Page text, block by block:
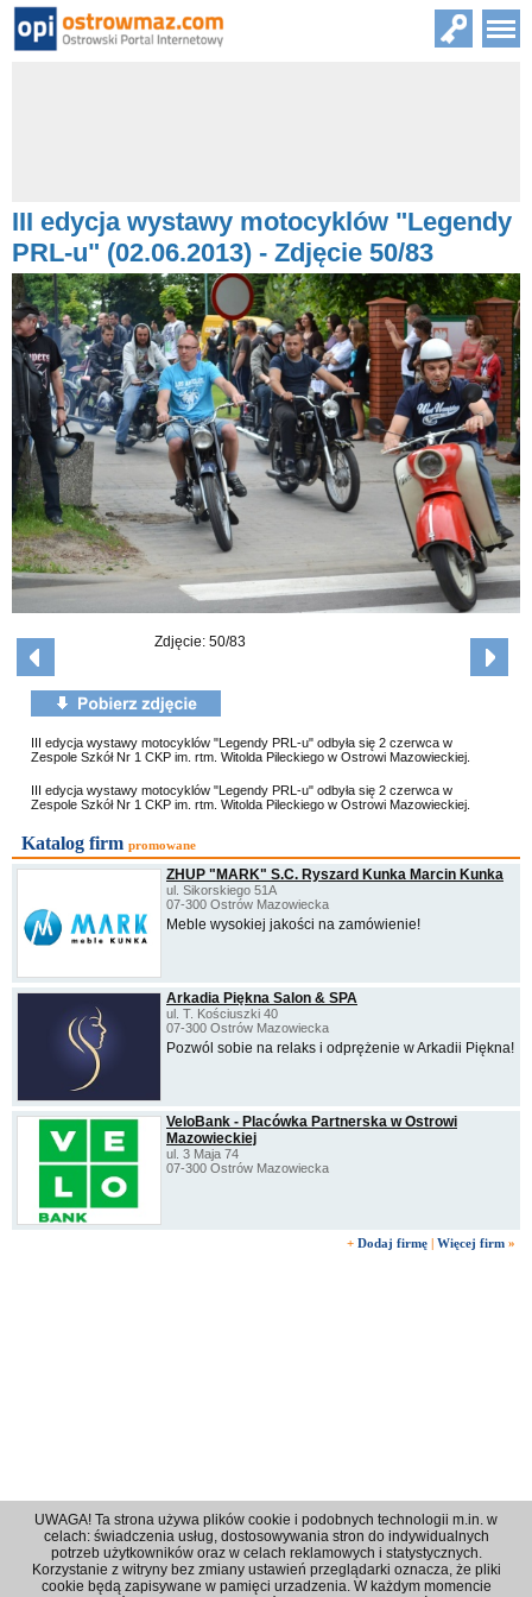
III edycja wystawy motocyklów "Legendy
PRL-u" (02.06.2013) - Zdjęcie 50/83
Zdjęcie: 50/83
III edycja wystawy motocyklów "Legendy PRL-u" odbyła się 2 czerwca w
Zespole Szkół Nr 1 CKP im. rtm. Witolda Pileckiego w Ostrowi Mazowieckiej.
III edycja wystawy motocyklów "Legendy PRL-u" odbyła się 2 czerwca w
Zespole Szkół Nr 1 CKP im. rtm. Witolda Pileckiego w Ostrowi Mazowieckiej.
Katalog firm promowane
ZHUP "MARK" S.C. Ryszard Kunka Marcin Kunka
ul. Sikorskiego 51A
07-300 Ostrów Mazowiecka
Meble wysokiej jakości na zamówienie!
Arkadia Piękna Salon & SPA
ul. T. Kościuszki 40
07-300 Ostrów Mazowiecka
Pozwól sobie na relaks i odprężenie w Arkadii Piękna!
VeloBank - Placówka Partnerska w Ostrowi
Mazowieckiej
ul. 3 Maja 74
07-300 Ostrów Mazowiecka
+ Dodaj firmę Więcej firm »
Regulamin|Polityka prywatności|Reklama|Kontakt
UWAGA! Ta strona używa plików cookie i podobnych technologii m.in. w
celach: świadczenia usług, dostosowywania stron do indywidualnych
potrzeb użytkowników oraz w celach reklamowych i statystycznych.
Korzystanie z witryny bez zmiany ustawień przeglądarki oznacza, że pliki
cookie będą zapisywane w pamięci urzadzenia. W każdym momencie